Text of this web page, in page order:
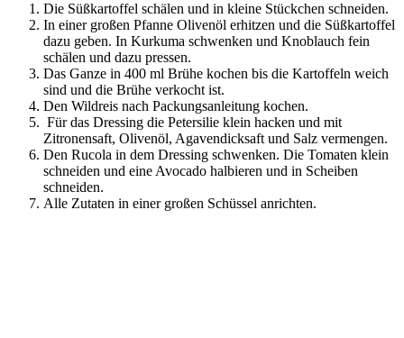
Die Süßkartoffel schälen und in kleine Stückchen schneiden.
In einer großen Pfanne Olivenöl erhitzen und die Süßkartoffel
dazu geben. In Kurkuma schwenken und Knoblauch fein
schälen und dazu pressen.
Das Ganze in 400 ml Brühe kochen bis die Kartoffeln weich
sind und die Brühe verkocht ist.
Den Wildreis nach Packungsanleitung kochen.
Für das Dressing die Petersilie klein hacken und mit
Zitronensaft, Olivenöl, Agavendicksaft und Salz vermengen.
Den Rucola in dem Dressing schwenken. Die Tomaten klein
schneiden und eine Avocado halbieren und in Scheiben
schneiden.
Alle Zutaten in einer großen Schüssel anrichten.